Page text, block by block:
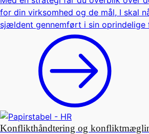
for din virksomhed og de mål, I skal
sjældent gennemført i sin oprindelige
Konflikthåndtering og